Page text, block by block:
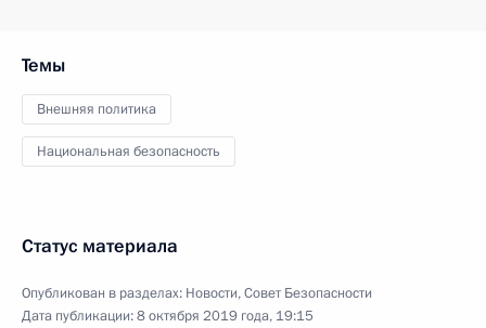
Темы
Внешняя политика
Национальная безопасность
Статус материала
Опубликован в разделах: Новости,Совет Безопасности
Дата публикации:8 октября 2019 года, 19:15